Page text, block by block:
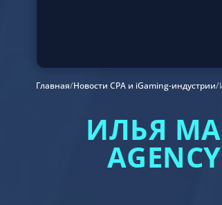
Главная/Новости CPA и iGaming-индустрии/
ИЛЬЯ